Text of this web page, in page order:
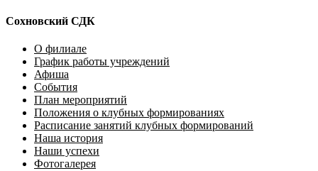
Сохновский СДК
О филиале
График работы учреждений
Афиша
События
План мероприятий
Положения о клубных формированиях
Расписание занятий клубных формирований
Наша история
Наши успехи
Фотогалерея